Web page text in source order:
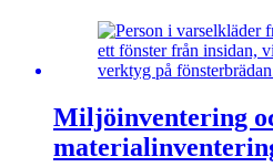
Miljöinventering